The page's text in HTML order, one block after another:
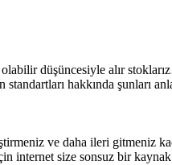
olabilir düşüncesiyle alır
hakkında şunları
ve daha ileri gitmeniz
internet size sonsuz bir kaynak